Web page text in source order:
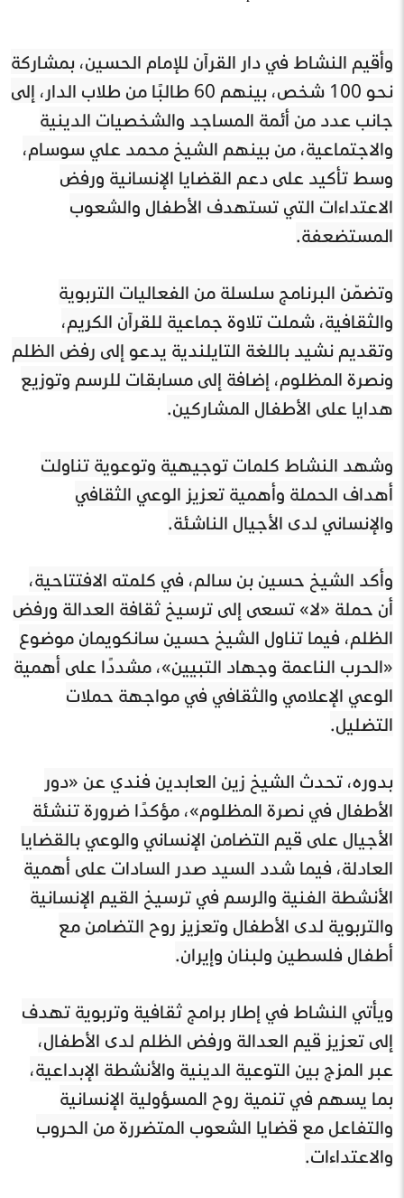
وأقيم النشاط في دار القرآن للإمام الحسين، بمشاركة
نحو 100 شخص، بينهم 60 طالبًا من طلاب الدار، إلى
جانب عدد من أئمة المساجد والشخصيات الدينية
والاجتماعية، من بينهم الشيخ محمد علي سوسام،
وسط تأكيد على دعم القضايا الإنسانية ورفض
الاعتداءات التي تستهدف الأطفال والشعوب
المستضعفة.
وتضمّن البرنامج سلسلة من الفعاليات التربوية
والثقافية، شملت تلاوة جماعية للقرآن الكريم،
وتقديم نشيد باللغة التايلندية يدعو إلى رفض الظلم
ونصرة المظلوم، إضافة إلى مسابقات للرسم وتوزيع
هدايا على الأطفال المشاركين.
وشهد النشاط كلمات توجيهية وتوعوية تناولت
أهداف الحملة وأهمية تعزيز الوعي الثقافي
والإنساني لدى الأجيال الناشئة.
وأكد الشيخ حسين بن سالم، في كلمته الافتتاحية،
أن حملة «لا» تسعى إلى ترسيخ ثقافة العدالة ورفض
الظلم، فيما تناول الشيخ حسين سانكويمان موضوع
«الحرب الناعمة وجهاد التبيين»، مشددًا على أهمية
الوعي الإعلامي والثقافي في مواجهة حملات
التضليل.
بدوره، تحدث الشيخ زين العابدين فندي عن «دور
الأطفال في نصرة المظلوم»، مؤكدًا ضرورة تنشئة
الأجيال على قيم التضامن الإنساني والوعي بالقضايا
العادلة، فيما شدد السيد صدر السادات على أهمية
الأنشطة الفنية والرسم في ترسيخ القيم الإنسانية
والتربوية لدى الأطفال وتعزيز روح التضامن مع
أطفال فلسطين ولبنان وإيران.
ويأتي النشاط في إطار برامج ثقافية وتربوية تهدف
إلى تعزيز قيم العدالة ورفض الظلم لدى الأطفال،
عبر المزج بين التوعية الدينية والأنشطة الإبداعية،
بما يسهم في تنمية روح المسؤولية الإنسانية
والتفاعل مع قضايا الشعوب المتضررة من الحروب
والاعتداءات.